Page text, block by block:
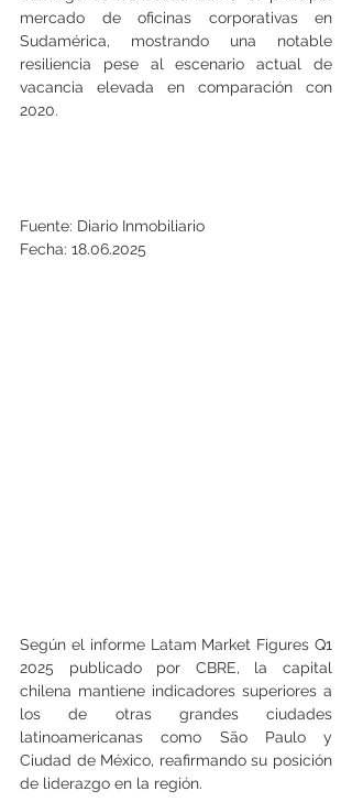
mercado de oficinas corporativas en
Sudamérica, mostrando una notable
resiliencia pese al escenario actual de
vacancia elevada en comparación con
2020.
Fuente: Diario Inmobiliario
Fecha: 18.06.2025
Según el informe Latam Market Figures Q1
2025 publicado por CBRE, la capital
chilena mantiene indicadores superiores a
los de otras grandes ciudades
latinoamericanas como São Paulo y
Ciudad de México, reafirmando su posición
de liderazgo en la región.